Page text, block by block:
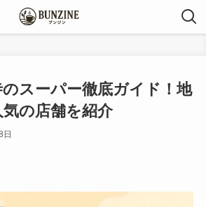
のスーパー徹底ガイド！地
の店舗を紹介